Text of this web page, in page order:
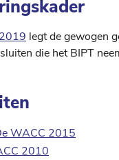
legt de gewogen
die het BIPT
WACC 2015
2010